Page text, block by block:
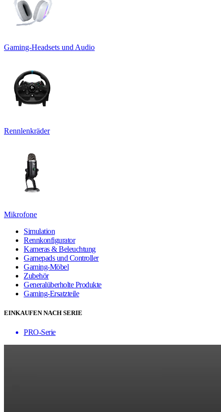
Gaming-Headsets und Audio
Rennlenkräder
Mikrofone
Simulation
Rennkonfigurator
Kameras & Beleuchtung
Gamepads und Controller
Gaming-Möbel
Zubehör
Generalüberholte Produkte
Gaming-Ersatzteile
EINKAUFEN NACH SERIE
PRO-Serie